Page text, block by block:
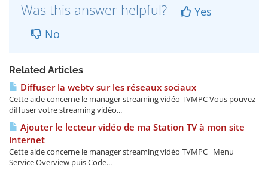
Was this answer helpful?
Yes
No
Related Articles
Diffuser la webtv sur les réseaux sociaux
Cette aide concerne le manager streaming vidéo TVMPC Vous pouvez
diffuser votre streaming vidéo...
Ajouter le lecteur vidéo de ma Station TV à mon site
internet
Cette aide concerne le manager streaming vidéo TVMPC Menu
Service Overview puis Code...